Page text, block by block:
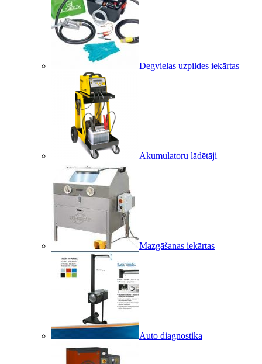
Degvielas uzpildes iekārtas
Akumulatoru lādētāji
Mazgāšanas iekārtas
Auto diagnostika